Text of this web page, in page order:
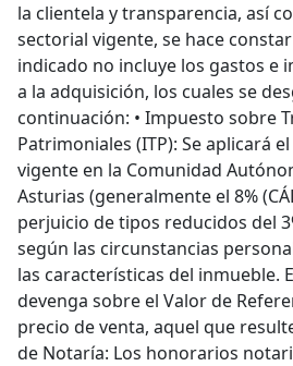
la clientela y transparencia, así
sectorial vigente, se hace
indicado no incluye los gastos e
a la adquisición, los cuales se
continuación: • Impuesto sobre
Patrimoniales (ITP): Se aplicará
vigente en la Comunidad
Asturias (generalmente el 8%
perjuicio de tipos reducidos del
según las circunstancias
las características del inmueble.
devenga sobre el Valor de
precio de venta, aquel que
de Notaría: Los honorarios